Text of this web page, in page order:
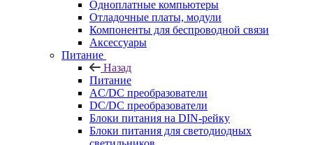
Одноплатные компьютеры
Отладочные платы, модули
Компоненты для беспроводной связи
Аксессуары
Питание
Назад
Питание
AC/DC преобразователи
DC/DC преобразователи
Блоки питания на DIN-рейку
Блоки питания для светодиодных